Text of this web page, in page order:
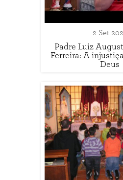
2 Set
Padre Luiz
Ferreira: A
Deus